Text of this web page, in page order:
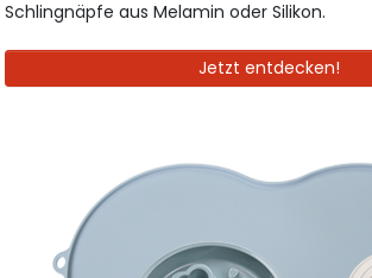
Schlingnäpfe aus Melamin oder Silikon.
Jetzt entdecken!